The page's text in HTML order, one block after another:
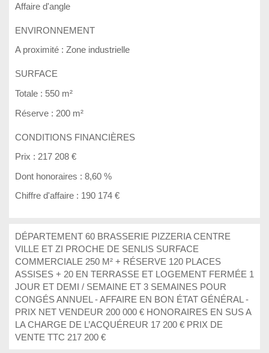
Affaire d'angle
ENVIRONNEMENT
A proximité : Zone industrielle
SURFACE
Totale : 550 m²
Réserve : 200 m²
CONDITIONS FINANCIÈRES
Prix : 217 208 €
Dont honoraires : 8,60 %
Chiffre d'affaire : 190 174 €
DÉPARTEMENT 60 BRASSERIE PIZZERIA CENTRE
VILLE ET ZI PROCHE DE SENLIS SURFACE
COMMERCIALE 250 M² + RÉSERVE 120 PLACES
ASSISES + 20 EN TERRASSE ET LOGEMENT FERMÉE 1
JOUR ET DEMI / SEMAINE ET 3 SEMAINES POUR
CONGÉS ANNUEL - AFFAIRE EN BON ÉTAT GÉNÉRAL -
PRIX NET VENDEUR 200 000 € HONORAIRES EN SUS A
LA CHARGE DE L’ACQUÉREUR 17 200 € PRIX DE
VENTE TTC 217 200 €